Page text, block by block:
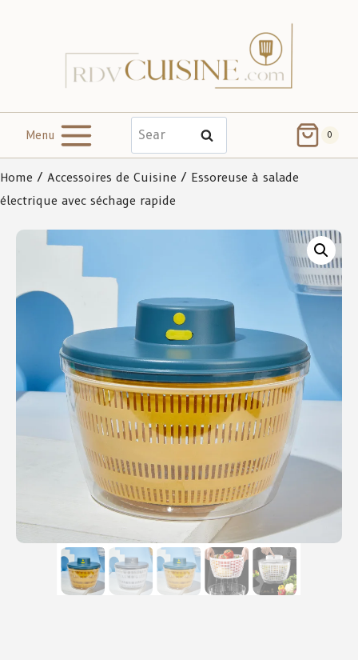
Menu Search 0
Home / Accessoires de Cuisine / Essoreuse à salade
électrique avec séchage rapide